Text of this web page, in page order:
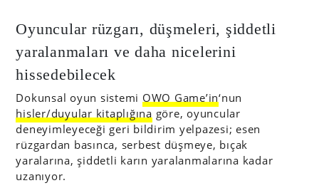
Oyuncular rüzgarı, düşmeleri, şiddetli
yaralanmaları ve daha nicelerini
hissedebilecek
Dokunsal oyun sistemi OWO Game’in‘nun
hisler/duyular kitaplığına göre, oyuncular
deneyimleyeceği geri bildirim yelpazesi; esen
rüzgardan basınca, serbest düşmeye, bıçak
yaralarına, şiddetli karın yaralanmalarına kadar
uzanıyor.